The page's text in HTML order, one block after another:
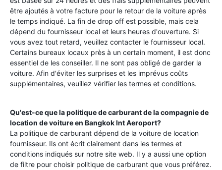
être ajoutés à votre facture pour le retour de la voiture après
le temps indiqué. La fin de drop off est possible, mais cela
dépend du fournisseur local et leurs heures d'ouverture. Si
vous avez tout retard, veuillez contacter le fournisseur local.
Certains bureaux locaux près à un certain moment, il est donc
essentiel de les conseiller. Il ne sont pas obligé de garder la
voiture. Afin d'éviter les surprises et les imprévus coûts
supplémentaires, veuillez vérifier les termes et conditions.
Qu'est-ce que la politique de carburant de la compagnie de
location de voiture en Bangkok Int Aeroport?
La politique de carburant dépend de la voiture de location
fournisseur. Ils ont écrit clairement dans les termes et
conditions indiqués sur notre site web. Il y a aussi une option
de filtre pour choisir politique de carburant que vous préférez.